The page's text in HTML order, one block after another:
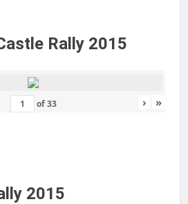
Rally 2015
of33 › »
2015